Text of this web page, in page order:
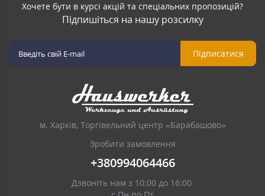
Хочете бути в курсі акцій та спеціальних пропозицій?
Підпишіться на нашу розсилку
Підписатися
м. Харків, Торгівельний центр «Барабашово»
Зробити замовлення
+380994064466
Дзвоніть нам з 10:00 до 16:00